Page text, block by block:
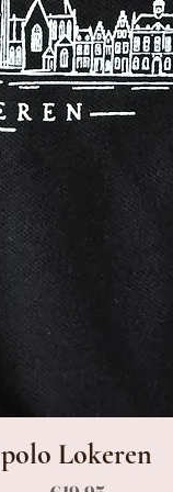
polo Lokeren